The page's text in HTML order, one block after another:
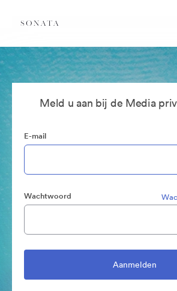
Meld u aan bij de Media
E-mail
Wachtwoord